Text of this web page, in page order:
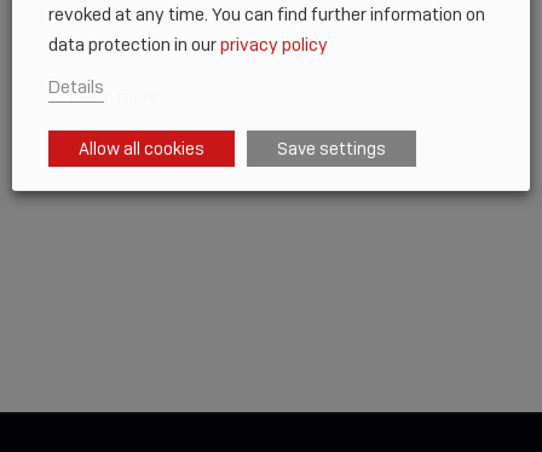
sostenibilidad. El informe […]
Learn more
revoked at any time. You can find further information on
data protection in ourprivacy policy
Details
Allow all cookies Save settings